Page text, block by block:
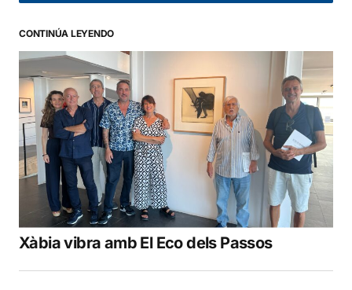
CONTINÚA LEYENDO
Xàbia vibra amb El Eco dels Passos